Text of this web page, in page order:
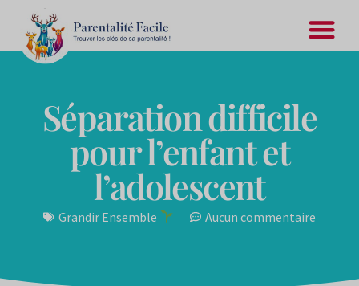
Séparation difficile
pour l’enfant et
l’adolescent
Grandir Ensemble Aucun commentaire